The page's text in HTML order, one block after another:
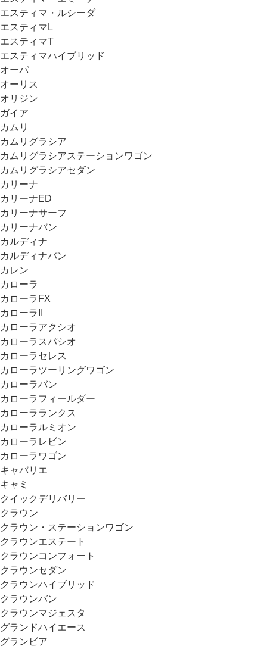
エスティマ・ルシーダ
エスティマL
エスティマT
エスティマハイブリッド
オーパ
オーリス
オリジン
ガイア
カムリ
カムリグラシア
カムリグラシアステーションワゴン
カムリグラシアセダン
カリーナ
カリーナED
カリーナサーフ
カリーナバン
カルディナ
カルディナバン
カレン
カローラ
カローラFX
カローラII
カローラアクシオ
カローラスパシオ
カローラセレス
カローラツーリングワゴン
カローラバン
カローラフィールダー
カローラランクス
カローラルミオン
カローラレビン
カローラワゴン
キャバリエ
キャミ
クイックデリバリー
クラウン
クラウン・ステーションワゴン
クラウンエステート
クラウンコンフォート
クラウンセダン
クラウンハイブリッド
クラウンバン
クラウンマジェスタ
グランドハイエース
グランビア